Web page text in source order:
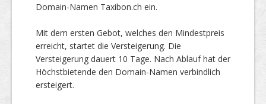
Domain-Namen Taxibon.ch ein.
Mit dem ersten Gebot, welches den Mindestpreis
erreicht, startet die Versteigerung. Die
Versteigerung dauert 10 Tage. Nach Ablauf hat der
Höchstbietende den Domain-Namen verbindlich
ersteigert.